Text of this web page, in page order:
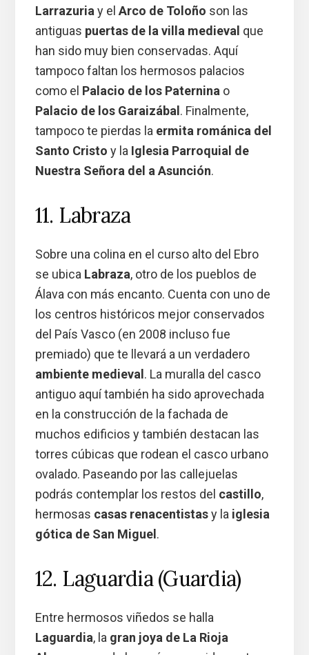
Larrazuriay el Arco de Toloño son las
antiguas puertas de la villa medieval que
han sido muy bien conservadas. Aquí
tampoco faltan los hermosos palacios
como el Palacio de los Paterninao
Palacio de los Garaizábal . Finalmente,
tampoco te pierdas la ermita románica del
Santo Cristo y la Iglesia Parroquial de
Nuestra Señora del a Asunción.
11. Labraza
Sobre una colina en el curso alto del Ebro
se ubica Labraza, otro de los pueblos de
Álava con más encanto. Cuenta con uno de
los centros históricos mejor conservados
del País Vasco (en 2008 incluso fue
premiado) que te llevará a un verdadero
ambiente medieval . La muralla del casco
antiguo aquí también ha sido aprovechada
en la construcción de la fachada de
muchos edificios y también destacan las
torres cúbicas que rodean el casco urbano
ovalado. Paseando por las callejuelas
podrás contemplar los restos del castillo,
hermosas casas renacentistasy la iglesia
gótica de San Miguel .
12. Laguardia (Guardia)
Entre hermosos viñedos se halla
Laguardia, la gran joya de La Rioja